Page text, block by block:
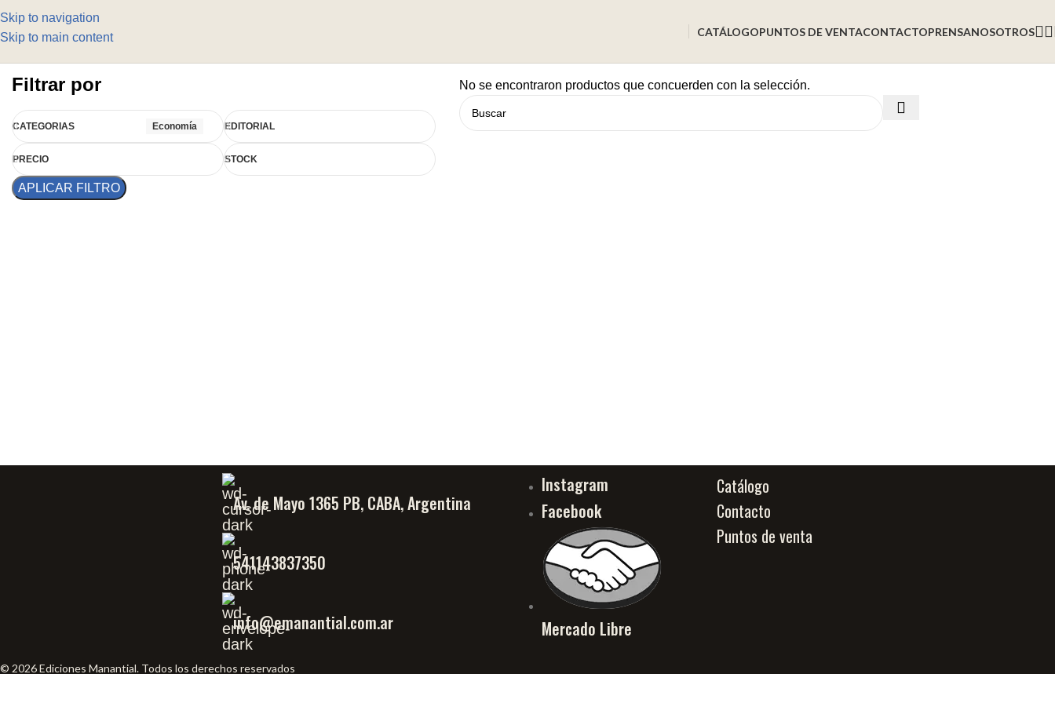
Skip to navigation
Skip to main content
CATÁLOGOPUNTOS DE VENTACONTACTOPRENSANOSOTROS
Filtrar por
CATEGORIAS Economía EDITORIAL
PRECIO STOCK
APLICAR FILTRO
No se encontraron productos que concuerden con la selección.
Av. de Mayo 1365 PB, CABA, Argentina
541143837350
info@emanantial.com.ar
Instagram
Facebook
Mercado Libre
Catálogo
Contacto
Puntos de venta
© 2026 Ediciones Manantial. Todos los derechos reservados